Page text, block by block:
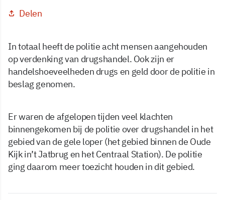
Delen
In totaal heeft de politie acht mensen aangehouden
op verdenking van drugshandel. Ook zijn er
handelshoeveelheden drugs en geld door de politie in
beslag genomen.
Er waren de afgelopen tijden veel klachten
binnengekomen bij de politie over drugshandel in het
gebied van de gele loper (het gebied binnen de Oude
Kijk in’t Jatbrug en het Centraal Station). De politie
ging daarom meer toezicht houden in dit gebied.